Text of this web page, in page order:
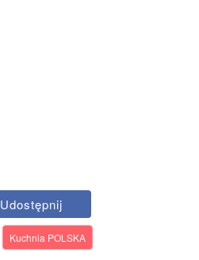
Udostępnij
Kuchnia POLSKA